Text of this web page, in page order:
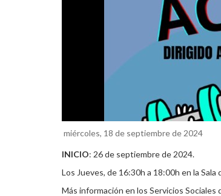
miércoles, 18 de septiembre de 2024
INICIO: 26 de septiembre de 2024.
Los Jueves, de 16:30h a 18:00h en la
Más información en los Servicios